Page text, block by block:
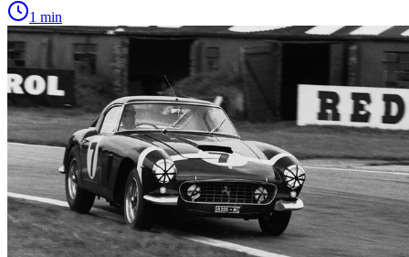
1 min